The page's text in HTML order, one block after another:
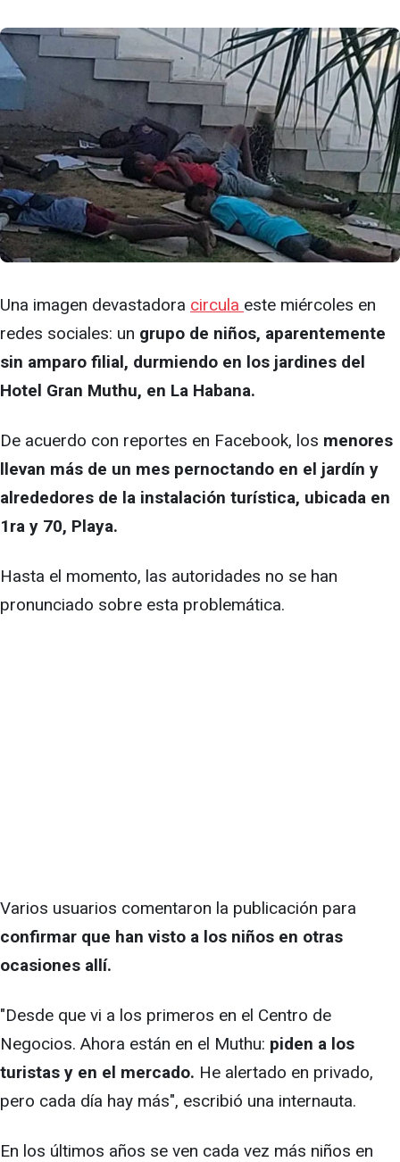
Una imagen devastadora circula este miércoles en
redes sociales: un grupo de niños, aparentemente
sin amparo filial, durmiendo en los jardines del
Hotel Gran Muthu, en La Habana.
De acuerdo con reportes en Facebook, los menores
llevan más de un mes pernoctando en el jardín y
alrededores de la instalación turística, ubicada en
1ra y 70, Playa.
Hasta el momento, las autoridades no se han
pronunciado sobre esta problemática.
Varios usuarios comentaron la publicación para
confirmar que han visto a los niños en otras
ocasiones allí.
"Desde que vi a los primeros en el Centro de
Negocios. Ahora están en el Muthu: piden a los
turistas y en el mercado. He alertado en privado,
pero cada día hay más", escribió una internauta.
En los últimos años se ven cada vez más niños en